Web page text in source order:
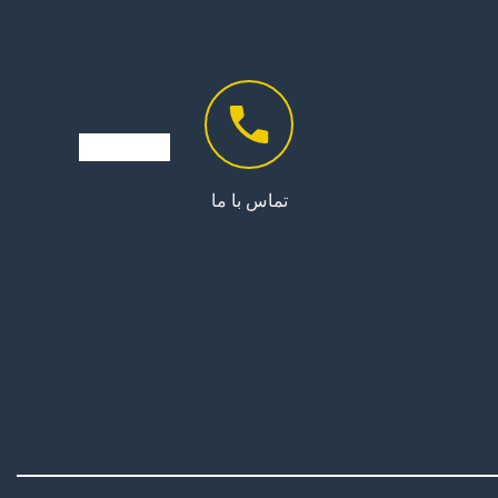
تماس با ما